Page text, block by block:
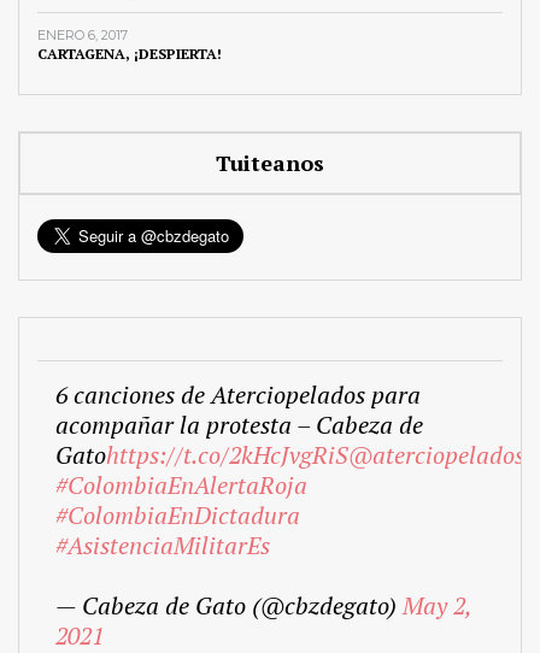
ENERO 6, 2017
CARTAGENA, ¡DESPIERTA!
Tuiteanos
6 canciones de Aterciopelados para
acompañar la protesta – Cabeza de
Gatohttps://t.co/2kHcJvgRiS@aterciopelados
#ColombiaEnAlertaRoja
#ColombiaEnDictadura
#AsistenciaMilitarEs
— Cabeza de Gato (@cbzdegato)May 2,
2021